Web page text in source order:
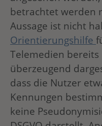
betrachtet werden
Aussage ist nicht
Orientierungshilfe
Telemedien bereits
überzeugend
dass die Nutzer
Kennungen
keine